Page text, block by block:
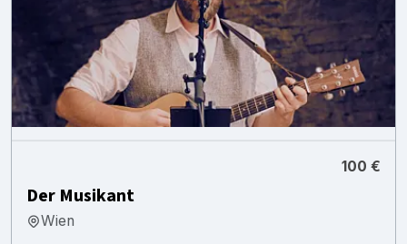
100 €
Der Musikant
Wien